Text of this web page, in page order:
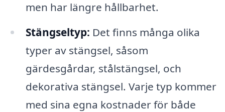
men har längre hållbarhet.
Stängseltyp: Det finns många olika
typer av stängsel, såsom
gärdesgårdar, stålstängsel, och
dekorativa stängsel. Varje typ kommer
med sina egna kostnader för både